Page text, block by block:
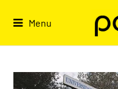
Menu